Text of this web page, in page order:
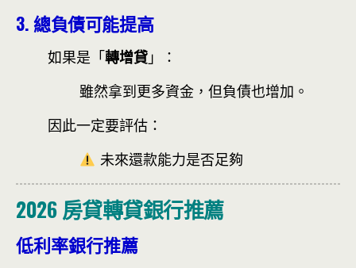
3. 總負債可能提高
如果是「轉增貸 」：
雖然拿到更多資金，但負債也增加。
因此一定要評估：
未來還款能力是否足夠
2026 房貸轉貸銀行推薦
低利率銀行推薦